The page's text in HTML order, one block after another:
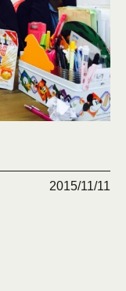
2015/11/11